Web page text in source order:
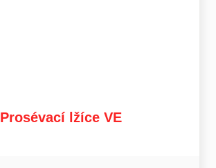
Prosévací lžíce VE